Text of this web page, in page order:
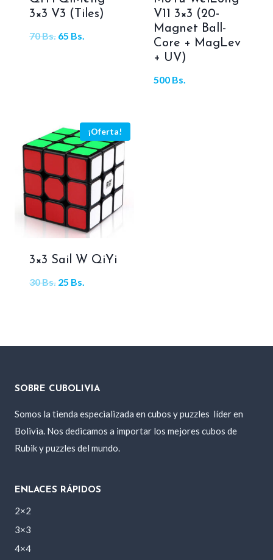
3×3 V3 (Tiles)
70Bs. El
65 Bs.
V11 3×3 (20-
Magnet Ball-
Core + MagLev
+ UV)
500 Bs.
¡Oferta!
3×3 Sail W QiYi
30Bs. El
25 Bs.
SOBRE CUBOLIVIA
Somos la tienda especializada en cubos y puzzles líder en
Bolivia. Nos dedicamos a importar los mejores cubos de
Rubik y puzzles del mundo.
ENLACES RÁPIDOS
2×2
3×3
4×4